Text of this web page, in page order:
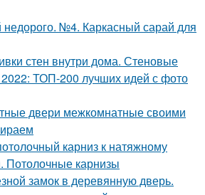
недорого. №4. Каркасный сарай для
стен внутри дома. Стеновые
2022: ТОП-200 лучших идей с фото
двери межкомнатные своими
карниз к натяжному
Потолочные карнизы
замок в деревянную дверь.